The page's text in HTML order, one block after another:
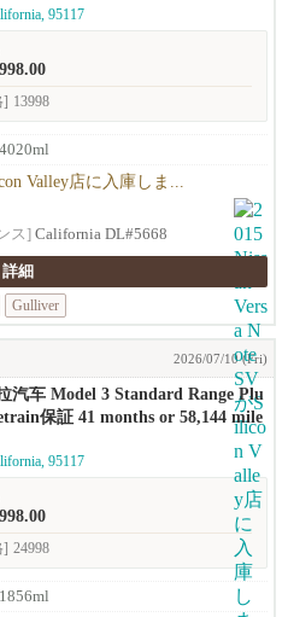
95117
13998
Valley店に入庫しま...
ス] California DL#5668
詳細
Gulliver
2026/07/10 (Fri)
汽车 Model 3 Standard Range Plu
保証 41 months or 58,144 mile
95117
24998